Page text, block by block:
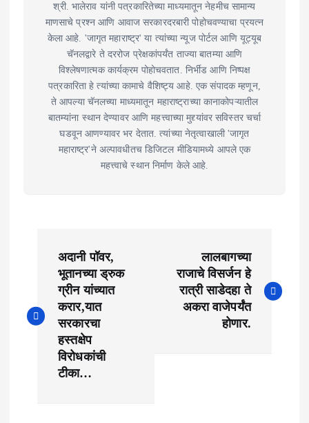
श्री. भालेराव यांनी पत्रकारितेच्या माध्यमातून नेहमीच सामान्य
माणसाचे प्रश्न आणि आवाज सरकारदरबारी पोहोचवण्याचा प्रयत्न
केला आहे. 'जागृत महाराष्ट्र' या त्यांच्या न्यूज पोर्टल आणि यूट्यूब
चॅनलद्वारे ते दररोज प्रेक्षकांपर्यंत ताज्या बातम्या आणि
विश्लेषणात्मक कार्यक्रम पोहोचवतात. निर्भीड आणि निष्पक्ष
पत्रकारिता हे त्यांच्या कामाचे वैशिष्ट्य आहे. एक संपादक म्हणून,
ते आपल्या चॅनलच्या माध्यमातून महाराष्ट्राच्या कानाकोपऱ्यातील
बातम्यांना स्थान देण्यावर आणि महत्त्वाच्या मुद्द्यांवर सविस्तर चर्चा
घडवून आणण्यावर भर देतात. त्यांच्या नेतृत्वाखाली 'जागृत
महाराष्ट्र'ने अल्पावधीतच डिजिटल मीडियामध्ये आपले एक
महत्त्वाचे स्थान निर्माण केले आहे.
t
अदानी पॉवर,
भूतानच्या ड्रुक
ग्रीन यांच्यात
करार,यात
सरकारचा
हस्तक्षेप
विरोधकांची
टीका…
लालबागच्या
राजाचे विसर्जन हे
रात्री साडेदहा ते
अकरा वाजेपर्यंत
होणार.